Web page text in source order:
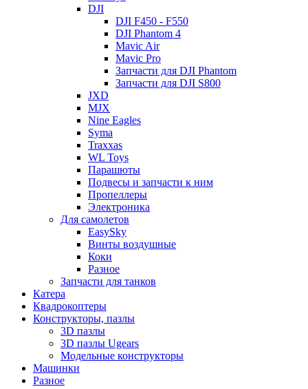
DJI
DJI F450 - F550
DJI Phantom 4
Mavic Air
Mavic Pro
Запчасти для DJI Phantom
Запчасти для DJI S800
JXD
MJX
Nine Eagles
Syma
Traxxas
WL Toys
Парашюты
Подвесы и запчасти к ним
Пропеллеры
Электроника
Для самолетов
EasySky
Винты воздушные
Коки
Разное
Запчасти для танков
Катера
Квадрокоптеры
Конструкторы, пазлы
3D пазлы
3D пазлы Ugears
Модельные конструкторы
Машинки
Разное